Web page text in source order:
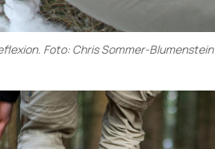
Foto: Chris Sommer-Blumenstein